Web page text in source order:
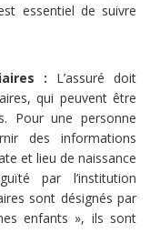
essentiel de suivre
: L’assuré doit
qui peuvent être
Pour une personne
des informations
et lieu de naissance
par l’institution
sont désignés par
enfants », ils sont